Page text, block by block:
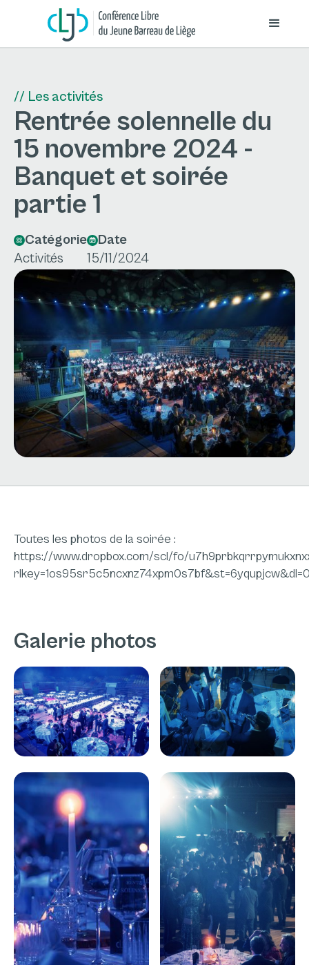
// Les activités
Rentrée solennelle du
15 novembre 2024 -
Banquet et soirée
partie 1
Catégorie
Activités
Date
15/11/2024
Toutes les photos de la soirée :
https://www.dropbox.com/scl/fo/
Galerie photos